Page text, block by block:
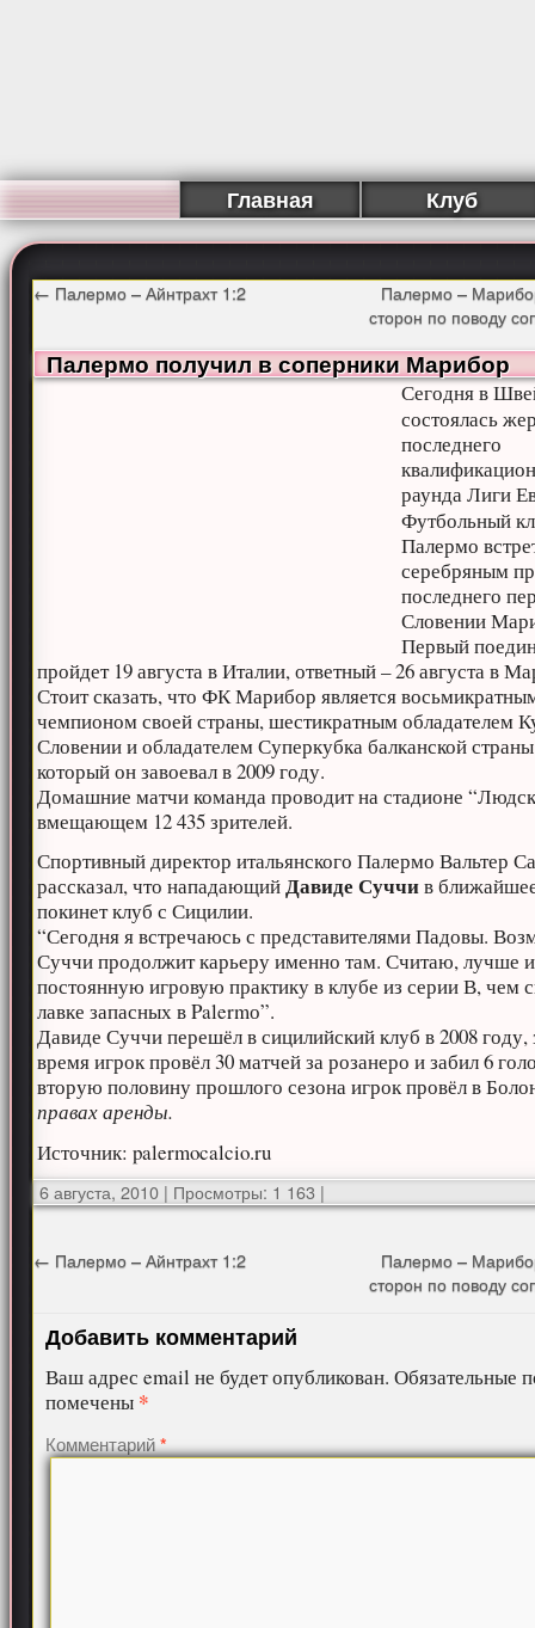
Главная Клуб
← Палермо – Айнтрахт 1:2
Палермо –
сторон по поводу
Палермо получил в соперники Марибор
Сегодня в
состоялась
последнего
раунда Лиги
Футбольный
Палермо
серебряным
последнего
Словении
Первый
пройдет 19 августа в Италии, ответный – 26 августа в
Стоит сказать, что ФК Марибор является
чемпионом своей страны, шестикратным обладателем
Словении и обладателем Суперкубка балканской
который он завоевал в 2009 году.
Домашние матчи команда проводит на стадионе
вмещающем 12 435 зрителей.
Спортивный директор итальянского Палермо Вальтер
рассказал, что нападающийДавиде Суччив
покинет клуб с Сицилии.
“Сегодня я встречаюсь с представителями Падовы.
Суччи продолжит карьеру именно там. Считаю, лучше
постоянную игровую практику в клубе из серии В, чем
лавке запасных в Palermо”.
Давиде Суччи перешёл в сицилийский клуб в 2008 году,
время игрок провёл 30 матчей за розанеро и забил 6
вторую половину прошлого сезона игрок провёл в
правах аренды.
Источник: palermocalcio.ru
6 августа, 2010 | Просмотры: 1 163 |
← Палермо – Айнтрахт 1:2
Палермо –
сторон по поводу
Добавить комментарий
Ваш адрес email не будет опубликован. Обязательные
помечены *
Комментарий*